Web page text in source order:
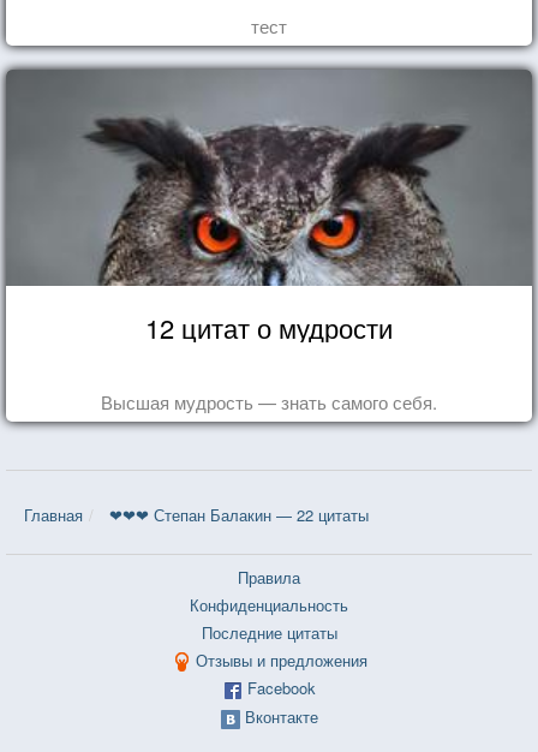
тест
12 цитат о мудрости
Высшая мудрость — знать самого себя.
Главная ❤❤❤ Степан Балакин — 22 цитаты
Правила
Конфиденциальность
Последние цитаты
Отзывы и предложения
Facebook
Вконтакте